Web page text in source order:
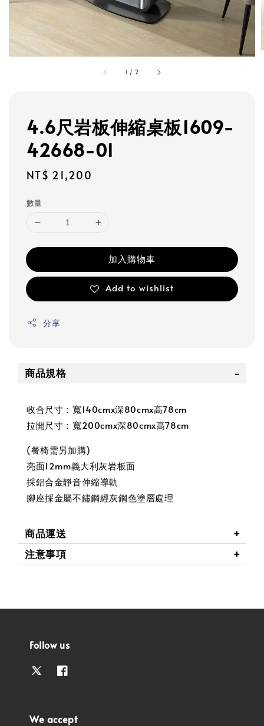
1 / 2
4.6尺岩板伸縮桌板1609-
42668-01
Regular
NT$ 21,200
數量
加入購物車
Add to wishlist
分享
商品規格
收合尺寸：寬140cmx深80cmx高78cm
拉開尺寸：寬200cmx深80cmx高78cm
(餐椅需另加購)
亮面12mm義大利灰岩板面
採鋁合金靜音伸縮導軌
腳座採金屬不鏽鋼經灰鋼色塗層處理
商品運送
注意事項
Follow us
We accept